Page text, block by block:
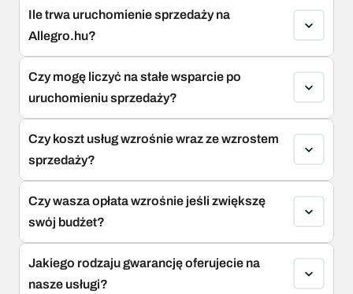
Ile trwa uruchomienie sprzedaży na
Allegro.hu?
Czy mogę liczyć na stałe wsparcie po
uruchomieniu sprzedaży?
Czy koszt usług wzrośnie wraz ze wzrostem
sprzedaży?
Czy wasza opłata wzrośnie jeśli zwiększę
swój budżet?
Jakiego rodzaju gwarancję oferujecie na
nasze usługi?